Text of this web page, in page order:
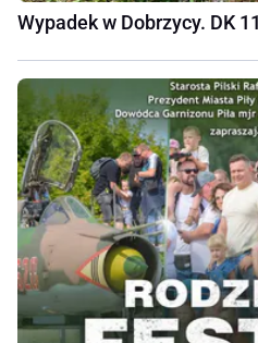
Wypadek w Dobrzycy. DK